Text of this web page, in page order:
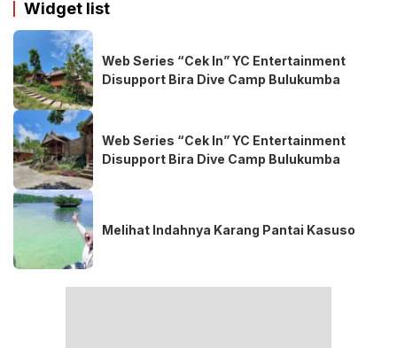
Widget list
Web Series “Cek In” YC Entertainment
Disupport Bira Dive Camp Bulukumba
Web Series “Cek In” YC Entertainment
Disupport Bira Dive Camp Bulukumba
Melihat Indahnya Karang Pantai Kasuso